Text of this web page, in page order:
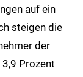
auf ein
steigen die
der
Prozent